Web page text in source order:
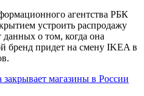
агентства РБК
устроить распродажу
данных о том, когда она
бренд придет на смену IKEA в
магазины в России